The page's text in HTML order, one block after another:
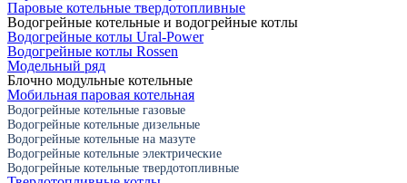
Паровые котельные твердотопливные
Водогрейные котельные и водогрейные котлы
Водогрейные котлы Ural-Power
Водогрейные котлы Rossen
Модельный ряд
Блочно модульные котельные
Мобильная паровая котельная
Водогрейные котельные газовые
Водогрейные котельные дизельные
Водогрейные котельные на мазуте
Водогрейные котельные электрические
Водогрейные котельные твердотопливные